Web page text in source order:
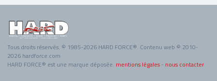
Tous droits réservés. © 1985-2026 HARD FORCE®. Contenu web © 2010-
2026 hardforce.com
HARD FORCE® est une marque déposée. mentions légales - nous contacter